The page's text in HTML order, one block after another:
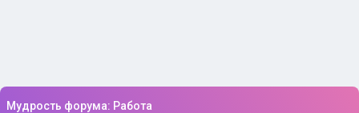
Мудрость форума: Работа